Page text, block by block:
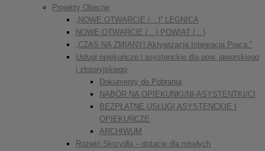
Projekty Obecne
„NOWE OTWARCIE (…)” LEGNICA
NOWE OTWARCIE (…) POWIAT (…)
„CZAS NA ZMIANY! Aktywizacja Integracja Praca.”
Usługi opiekuńcze i asystenckie dla pow. jaworskiego
i złotoryjskiego
Dokumenty do Pobrania
NABÓR NA OPIEKUNKI/NI-ASYSTENTKI/CI
BEZPŁATNE USŁUGI ASYSTENCKIE I
OPIEKUŃCZE
ARCHIWUM
Rozwiń Skrzydła – dotacje dla młodych